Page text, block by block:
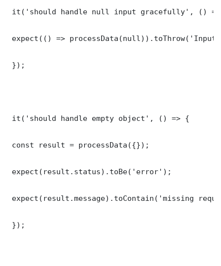
it('should handle null input gracefully', ()
expect(() =>
});
it('should handle empty object', () => {
const result = processData({});
expect(result.status).toBe('error');
expect(result.message).toContain('missing
});